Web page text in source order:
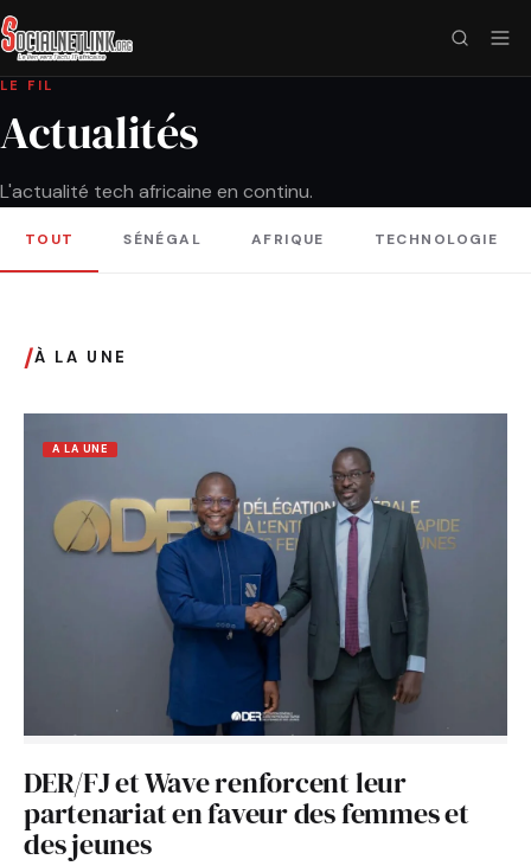
LE FIL
Actualités
L'actualité tech africaine en continu.
TOUT SÉNÉGAL AFRIQUE TECHNOLOGIE
/À LA UNE
A LA UNE
DER/FJ et Wave renforcent leur
partenariat en faveur des femmes et
des jeunes